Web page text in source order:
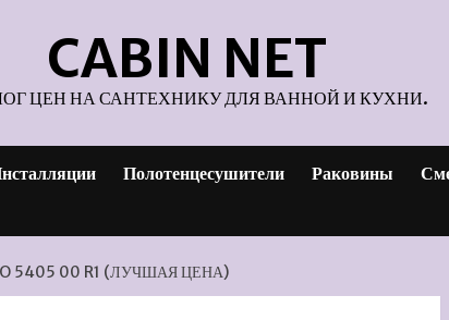
CABIN NET
ЦЕН НА САНТЕХНИКУ ДЛЯ ВАННОЙ И КУХНИ.
Полотенцесушители Раковины
5405 00 R1 (ЛУЧШАЯ ЦЕНА)